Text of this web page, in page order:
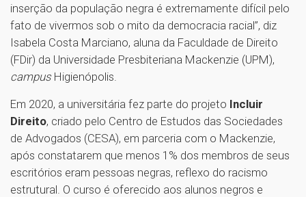
inserção da população negra é extremamente difícil pelo
fato de vivermos sob o mito da democracia racial”, diz
Isabela Costa Marciano, aluna da Faculdade de Direito
(FDir) da Universidade Presbiteriana Mackenzie (UPM),
campus Higienópolis.
Em 2020, a universitária fez parte do projeto Incluir
Direito, criado pelo Centro de Estudos das Sociedades
de Advogados (CESA), em parceria com o Mackenzie,
após constatarem que menos 1% dos membros de seus
escritórios eram pessoas negras, reflexo do racismo
estrutural. O curso é oferecido aos alunos negros e